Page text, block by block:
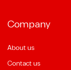
Company
About us
Contact us